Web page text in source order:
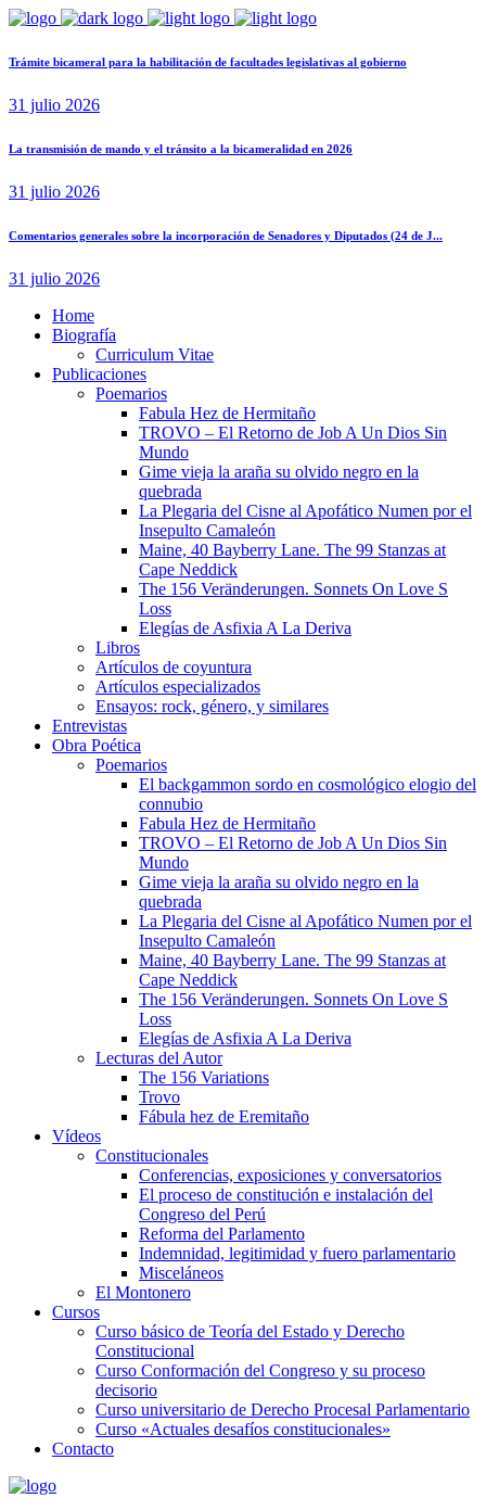
Trámite bicameral para la habilitación de facultades legislativas al gobierno
31 julio 2026
La transmisión de mando y el tránsito a la bicameralidad en 2026
31 julio 2026
Comentarios generales sobre la incorporación de Senadores y Diputados (24 de J...
31 julio 2026
Home
Biografía
Curriculum Vitae​
Publicaciones
Poemarios
Fabula Hez de Hermitaño
TROVO – El Retorno de Job A Un Dios Sin
Mundo
Gime vieja la araña su olvido negro en la
quebrada
La Plegaria del Cisne al Apofático Numen por el
Insepulto Camaleón
Maine, 40 Bayberry Lane. The 99 Stanzas at
Cape Neddick
The 156 Veränderungen. Sonnets On Love S
Loss
Elegías de Asfixia A La Deriva
Libros
Artículos de coyuntura
Artículos especializados
Ensayos: rock, género, y similares
Entrevistas
Obra Poética
Poemarios
El backgammon sordo en cosmológico elogio del
connubio
Fabula Hez de Hermitaño
TROVO – El Retorno de Job A Un Dios Sin
Mundo
Gime vieja la araña su olvido negro en la
quebrada
La Plegaria del Cisne al Apofático Numen por el
Insepulto Camaleón
Maine, 40 Bayberry Lane. The 99 Stanzas at
Cape Neddick
The 156 Veränderungen. Sonnets On Love S
Loss
Elegías de Asfixia A La Deriva
Lecturas del Autor
The 156 Variations
Trovo
Fábula hez de Eremitaño
Vídeos
Constitucionales
Conferencias, exposiciones y conversatorios
El proceso de constitución e instalación del
Congreso del Perú
Reforma del Parlamento
Indemnidad, legitimidad y fuero parlamentario
Misceláneos
El Montonero
Cursos
Curso básico de Teoría del Estado y Derecho
Constitucional
Curso Conformación del Congreso y su proceso
decisorio
Curso universitario de Derecho Procesal Parlamentario
Curso «Actuales desafíos constitucionales»
Contacto